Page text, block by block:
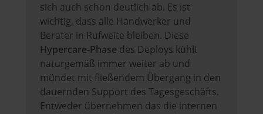
sich auch schon deutlich ab. Es ist
wichtig, dass alle Handwerker und
Berater in Rufweite bleiben. Diese
Hypercare-Phase des Deploys kühlt
naturgemäß immer weiter ab und
mündet mit fließendem Übergang in den
dauernden Support des Tagesgeschäfts.
Entweder übernehmen das die internen